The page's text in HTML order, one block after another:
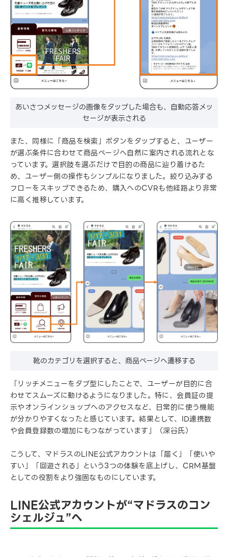
あいさつメッセージの画像をタップした場合も、自動応答メッ
セージが表示される
また、同様に「商品を検索」ボタンをタップすると、ユーザー
が選ぶ条件に合わせて商品ページへ自然に案内される流れとな
っています。選択肢を選ぶだけで目的の商品に辿り着けるた
め、ユーザー側の操作もシンプルになりました。絞り込みする
フローをスキップできるため、購入へのCVRも他経路より非常
に高く推移しています。
靴のカテゴリを選択すると、商品ページへ遷移する
「リッチメニューをタブ型にしたことで、ユーザーが目的に合
わせてスムーズに動けるようになりました。特に、会員証の提
示やオンラインショップへのアクセスなど、日常的に使う機能
が分かりやすくなったと感じています。結果として、ID連携数
や会員登録数の増加にもつながっています」（深谷氏）
こうして、マドラスのLINE公式アカウントは「届く」「使いや
すい」「回遊される」という3つの体験を底上げし、CRM基盤
としての役割をより強固なものにしています。
LINE公式アカウントが“マドラスのコン
シェルジュ”へ